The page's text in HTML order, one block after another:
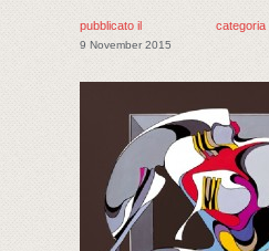
pubblicato il
9 November 2015
categoria